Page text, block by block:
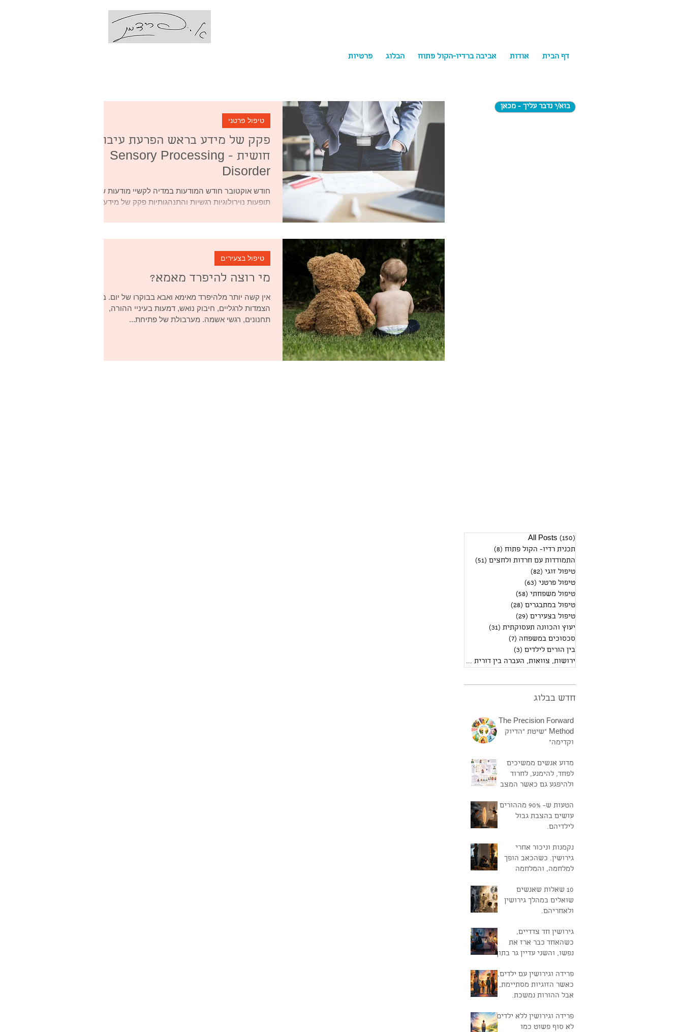
פרטיות הבלוג אביבה ברדיו-הקול פתוח אודות דף הבית
פקק של מידע בראש הפרעת עיבוד
חושית - Sensory Processing
Disorder
חודש אוקטובר חודש המודעות במדיה לקשיי מודעות של
תופעות נוירולוגיות רגשיות והתנהגותיות פקק של מידע
טיפול פרטני
מי רוצה להיפרד מאמא?
אין קשה יותר מלהיפרד מאימא ואבא בבוקרו של יום. בכי,
הצמדות לרגליים, חיבוק נואש, דמעות בעיניי ההורה,
תחנונים, רגשי אשמה. מערבולת של פתיחת...
טיפול בצעירים
בוא/י נדבר עליך - מכאן
All Posts (150)
תכנית רדיו- הקול פתוח (8)
התמודדות עם חרדות ולחצים (51)
טיפול זוגי (82)
טיפול פרטני (63)
טיפול משפחתי (58)
טיפול במתבגרים (28)
טיפול בצעירים (29)
יעוץ והכוונה תעסוקתית (31)
סכסוכים במשפחה (7)
בין הורים לילדים (3)
ירושות, צוואות, העברה בין דורית (2)
חדש בבלוג
The Precision Forward
Method "שיטת "הדיוק
וקדימה"
מדוע אנשים ממשיכים
לפחד, להימנע, לחרוד
ולהיפגע גם כאשר המצב
הטעות ש- 90% מההורים
עושים בהצבת גבול
לילדיהם.
נקמנות וניכור אחרי
גירושין. כשהכאב הופך
למלחמה, והמלחמה
הקשר בחיים
10 שאלות שאנשים
שואלים במהלך גירושין
ולאחריהם.
גירושין חד צדדיים,
כשהאחד כבר ארז את
נפשו, והשני עדיין גר בתוך
פרידה וגירושין עם ילדים,
כאשר הזוגיות מסתיימת,
אבל ההורות נמשכת.
פרידה וגירושין ללא ילדים,
לא סוף פשוט כמו